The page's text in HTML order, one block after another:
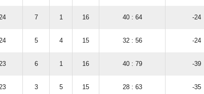
7 1 16 40 : 64 -24
5 4 15 32 : 56 -24
6 1 16 40 : 79 -39
3 5 15 28 : 63 -35